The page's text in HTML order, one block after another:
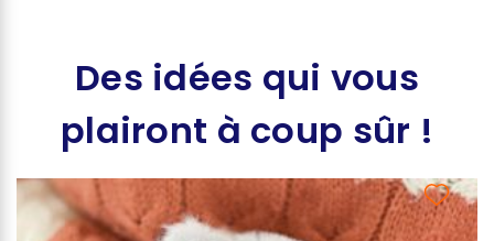
Des idées qui vous
plairont à coup sûr !